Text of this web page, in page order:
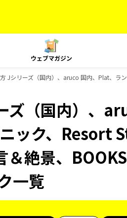
ウェブマガジン
Jシリーズ（国内）、aruco 国内、Plat、ラ
ズ（国内）、
ック、Resort
＆絶景、
一覧